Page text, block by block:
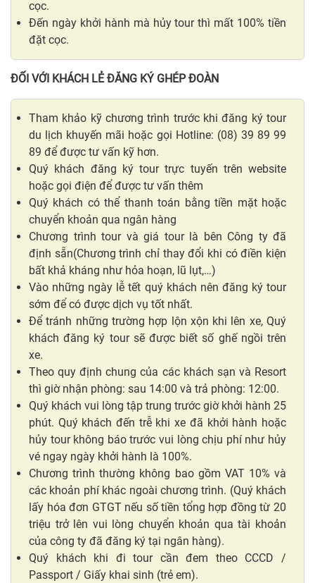
cọc.
Đến ngày khởi hành mà hủy tour thì mất 100% tiền
đặt cọc.
ĐỐI VỚI KHÁCH LẺ ĐĂNG KÝ GHÉP ĐOÀN
Tham khảo kỹ chương trình trước khi đăng ký tour
du lịch khuyến mãi hoặc gọi Hotline: (08) 39 89 99
89 để được tư vấn kỹ hơn.
Quý khách đăng ký tour trực tuyến trên website
hoặc gọi điện để được tư vấn thêm
Quý khách có thể thanh toán bằng tiền mặt hoặc
chuyển khoản qua ngân hàng
Chương trình tour và giá tour là bên Công ty đã
định sẵn(Chương trình chỉ thay đổi khi có điền kiện
bất khả kháng như hỏa hoạn, lũ lụt,…)
Vào những ngày lễ tết quý khách nên đăng ký tour
sớm để có được dịch vụ tốt nhất.
Để tránh những trường hợp lộn xộn khi lên xe, Quý
khách đăng ký tour sẽ được biết số ghế ngồi trên
xe.
Theo quy định chung của các khách sạn và Resort
thì giờ nhận phòng: sau 14:00 và trả phòng: 12:00.
Quý khách vui lòng tập trung trước giờ khởi hành 25
phút. Quý khách đến trễ khi xe đã khởi hành hoặc
hủy tour không báo trước vui lòng chịu phí như hủy
vé ngay ngày khởi hành là 100%.
Chương trình thường không bao gồm VAT 10% và
các khoản phí khác ngoài chương trình. (Quý khách
lấy hóa đơn GTGT nếu số tiền tổng hợp đồng từ 20
triệu trở lên vui lòng chuyển khoản qua tài khoản
của công ty đã đăng ký tại ngân hàng).
Quý khách khi đi tour cần đem theo CCCD /
Passport / Giấy khai sinh (trẻ em).